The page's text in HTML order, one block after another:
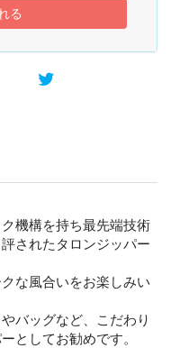
る
機構を持ち最先端技術
されたタロンジッパー
な風合いをお楽しみい
バッグなど、こだわり
としてお勧めです。